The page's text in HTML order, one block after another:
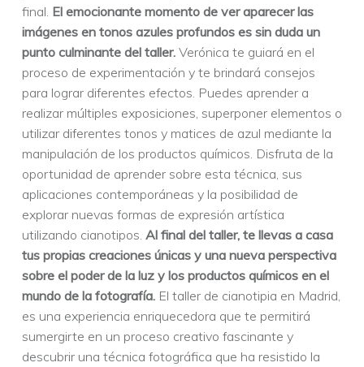
final. El emocionante momento de ver aparecer las
imágenes en tonos azules profundos es sin duda un
punto culminante del taller. Verónica te guiará en el
proceso de experimentación y te brindará consejos
para lograr diferentes efectos. Puedes aprender a
realizar múltiples exposiciones, superponer elementos o
utilizar diferentes tonos y matices de azul mediante la
manipulación de los productos químicos. Disfruta de la
oportunidad de aprender sobre esta técnica, sus
aplicaciones contemporáneas y la posibilidad de
explorar nuevas formas de expresión artística
utilizando cianotipos. Al final del taller, te llevas a casa
tus propias creaciones únicas y una nueva perspectiva
sobre el poder de la luz y los productos químicos en el
mundo de la fotografía.El taller de cianotipia en Madrid,
es una experiencia enriquecedora que te permitirá
sumergirte en un proceso creativo fascinante y
descubrir una técnica fotográfica que ha resistido la